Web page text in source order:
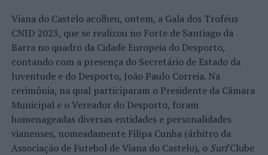
Viana do Castelo acolheu, ontem, a Gala dos Troféus
CNID 2023, que se realizou no Forte de Santiago da
Barra no quadro da Cidade Europeia do Desporto,
contando com a presença do Secretário de Estado da
Juventude e do Desporto, João Paulo Correia. Na
cerimónia, na qual participaram o Presidente da Câmara
Municipal e o Vereador do Desporto, foram
homenageadas diversas entidades e personalidades
vianenses, nomeadamente Filipa Cunha (árbitro da
Associação de Futebol de Viana do Castelo), o SurfClube